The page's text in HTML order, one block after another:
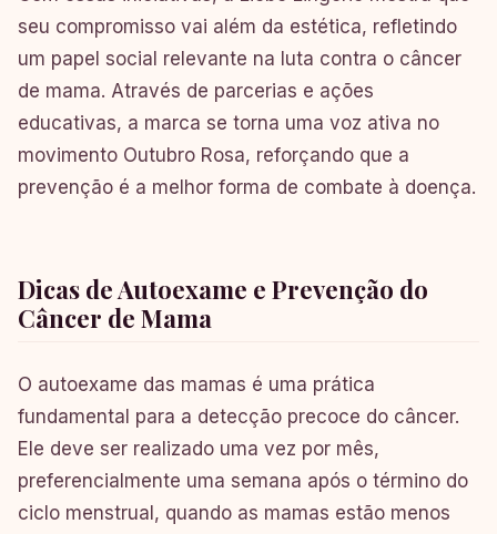
seu compromisso vai além da estética, refletindo
um papel social relevante na luta contra o câncer
de mama. Através de parcerias e ações
educativas, a marca se torna uma voz ativa no
movimento Outubro Rosa, reforçando que a
prevenção é a melhor forma de combate à doença.
Dicas de Autoexame e Prevenção do
Câncer de Mama
O autoexame das mamas é uma prática
fundamental para a detecção precoce do câncer.
Ele deve ser realizado uma vez por mês,
preferencialmente uma semana após o término do
ciclo menstrual, quando as mamas estão menos